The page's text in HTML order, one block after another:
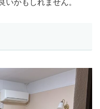
いかもしれません。